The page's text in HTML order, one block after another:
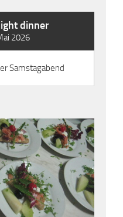
dinner
2026
Samstagabend